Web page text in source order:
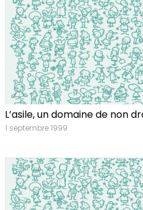
L’asile, un domaine de non
1 septembre 1999